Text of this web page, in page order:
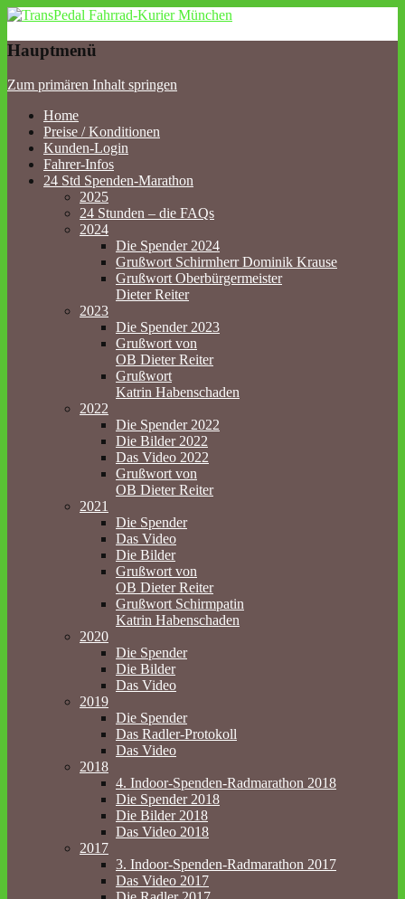
TransPedal Fahrrad-Kurier
München
Hauptmenü
Zum primären Inhalt springen
Home
Preise / Konditionen
Kunden-Login
Fahrer-Infos
24 Std Spenden-Marathon
2025
24 Stunden – die FAQs
2024
Die Spender 2024
Grußwort Schirmherr Dominik Krause
Grußwort Oberbürgermeister
Dieter Reiter
2023
Die Spender 2023
Grußwort von
OB Dieter Reiter
Grußwort
Katrin Habenschaden
2022
Die Spender 2022
Die Bilder 2022
Das Video 2022
Grußwort von
OB Dieter Reiter
2021
Die Spender
Das Video
Die Bilder
Grußwort von
OB Dieter Reiter
Grußwort Schirmpatin
Katrin Habenschaden
2020
Die Spender
Die Bilder
Das Video
2019
Die Spender
Das Radler-Protokoll
Das Video
2018
4. Indoor-Spenden-Radmarathon 2018
Die Spender 2018
Die Bilder 2018
Das Video 2018
2017
3. Indoor-Spenden-Radmarathon 2017
Das Video 2017